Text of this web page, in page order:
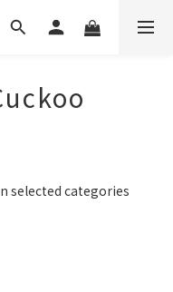
selected categories